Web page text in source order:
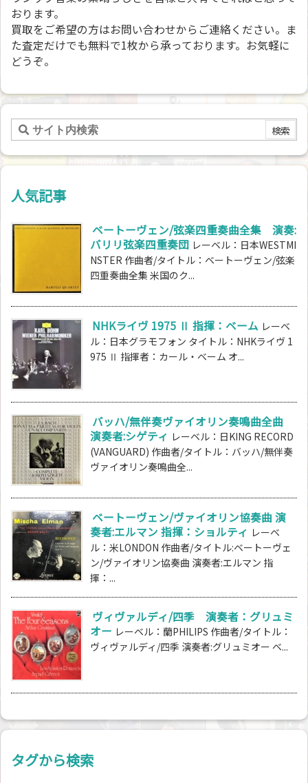
おります。
買取をご希望の方はお問い合わせからご連絡ください。ま
た査定だけでも無料で1枚から承っております。お気軽に
どうぞ。
人気記事
ベートーヴェン/弦楽四重奏曲全集 演奏:
バリリ弦楽四重奏団 レーベル：日本WESTMI
NSTER 作曲者/タイトル：ベートーヴェン/弦楽
四重奏曲全集 米国のク...
NHKライヴ 1975 Ⅱ 指揮：ベーム レーベ
ル：日本グラモフォン タイトル：NHKライヴ 1
975 Ⅱ 指揮者：カール・ベーム オ...
バッハ/無伴奏ヴァイオリン奏鳴曲全曲
演奏者:シゲティ レーベル：日KING RECORD
(VANGUARD) 作曲者/タイトル：バッハ/無伴奏
ヴァイオリン奏鳴曲全...
ベートーヴェン/ヴァイオリン協奏曲 演
奏者:エルマン 指揮：ショルティ レーベ
ル：米LONDON 作曲者/タイトル:ベートーヴェ
ン/ヴァイオリン協奏曲 演奏者:エルマン 指
揮：...
ヴィヴァルディ/四季 演奏者：グリュミ
オー レーベル：蘭PHILIPS 作曲者/タイトル：
ヴィヴァルディ/四季 演奏者:グリュミオー ベ...
タグから検索